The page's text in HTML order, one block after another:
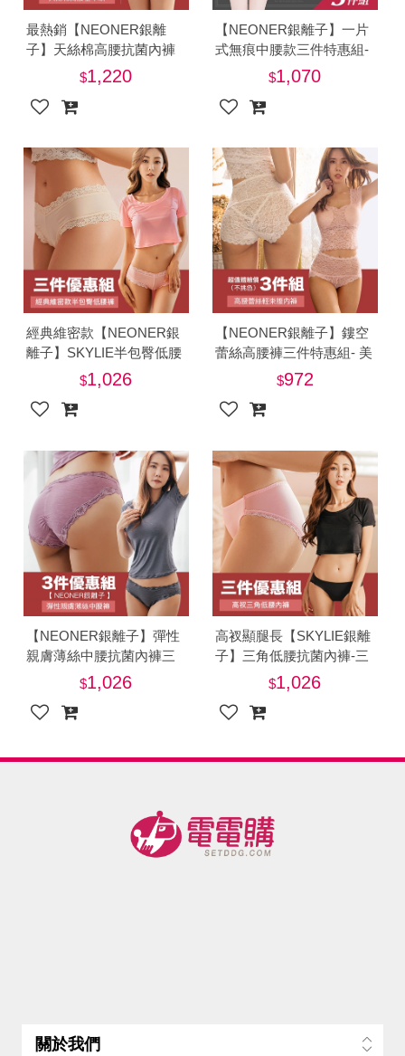
最熱銷【NEONER銀離
子】天絲棉高腰抗菌內褲
三件特惠組-美1,220
【NEONER銀離子】一片
式無痕中腰款三件特惠組-
1,070
經典維密款【NEONER銀
離子】SKYLIE半包臀低腰
抗菌內褲三件特惠組-美
1,026
【NEONER銀離子】鏤空
蕾絲高腰褲三件特惠組- 美
972
【NEONER銀離子】彈性
親膚薄絲中腰抗菌內褲三
1,026
高衩顯腿長【SKYLIE銀離
子】三角低腰抗菌內褲-三
件優惠組-美1,026
關於我們